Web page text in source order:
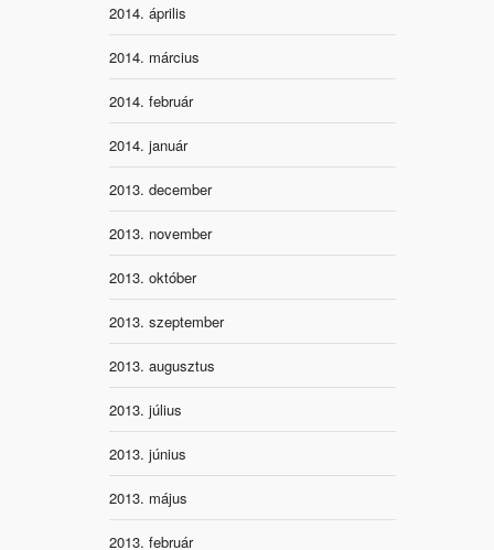
2014. április
2014. március
2014. február
2014. január
2013. december
2013. november
2013. október
2013. szeptember
2013. augusztus
2013. július
2013. június
2013. május
2013. február